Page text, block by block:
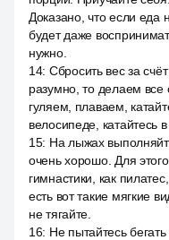
Доказано, что если еда
будет даже
нужно.
14: Сбросить вес за
разумно, то делаем все
гуляем, плаваем,
велосипеде, катайтесь
15: На лыжах
очень хорошо. Для
гимнастики, как
есть вот такие мягкие
не тягайте.
16: Не пытайтесь